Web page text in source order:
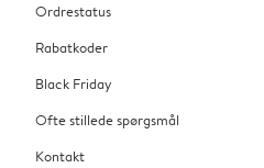
Ordrestatus
Rabatkoder
Black Friday
Ofte stillede spørgsmål
Kontakt